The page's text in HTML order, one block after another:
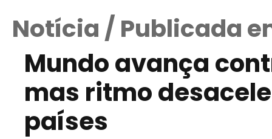
Notícia / Publicada
Mundo avança
mas ritmo
países